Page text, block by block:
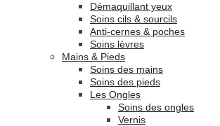
Démaquillant yeux
Soins cils & sourcils
Anti-cernes & poches
Soins lèvres
Mains & Pieds
Soins des mains
Soins des pieds
Les Ongles
Soins des ongles
Vernis